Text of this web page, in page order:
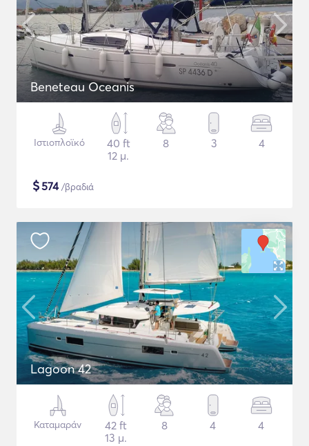
Beneteau Oceanis
Ιστιοπλοϊκό
40 ft
12 μ.
8 3 4
$574/βραδιά
Lagoon 42
Καταμαράν
42 ft
13 μ.
8 4 4